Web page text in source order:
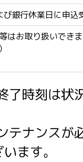
び銀行休業日に申込
はお取り扱いでき
時刻は状
ナンスが
ます。